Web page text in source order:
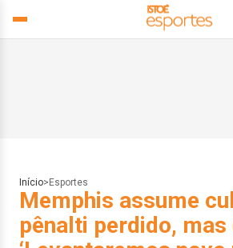
Início> Esportes
Memphis assume
pênalti perdido, mas